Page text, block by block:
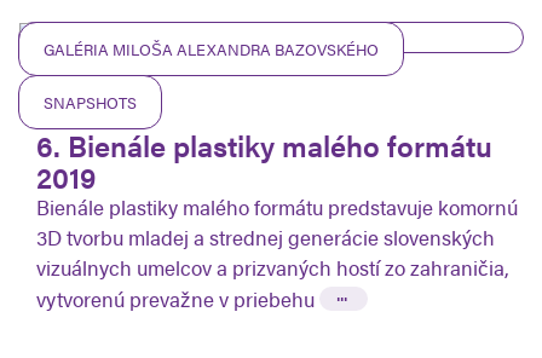
GALÉRIA MILOŠA ALEXANDRA BAZOVSKÉHO
SNAPSHOTS
28.03.2020
6. Bienále plastiky malého formátu
2019
Bienále plastiky malého formátu predstavuje komornú
3D tvorbu mladej a strednej generácie slovenských
vizuálnych umelcov a prizvaných hostí zo zahraničia,
vytvorenú prevažne v priebehu
...